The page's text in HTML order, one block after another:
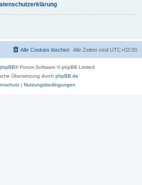
Alle Zeiten sind UTC+02:00
Alle Cookies löschen
phpBB® Forum Software © phpBB Limited
Übersetzung durch phpBB.de
| Nutzungsbedingungen